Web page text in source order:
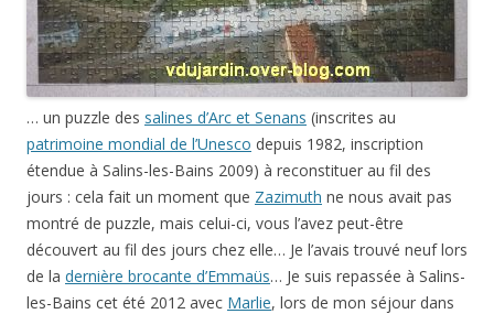
… un puzzle des salines d’Arc et Senans (inscrites au
patrimoine mondial de l’Unesco depuis 1982, inscription
étendue à Salins-les-Bains 2009) à reconstituer au fil des
jours : cela fait un moment que Zazimuth ne nous avait pas
montré de puzzle, mais celui-ci, vous l’avez peut-être
découvert au fil des jours chez elle… Je l’avais trouvé neuf lors
de la dernière brocante d’Emmaüs… Je suis repassée à Salins-
les-Bains cet été 2012 avec Marlie, lors de mon séjour dans